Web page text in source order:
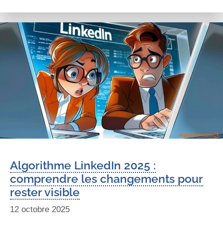
Algorithme LinkedIn 2025 :
comprendre les changements pour
rester visible
12 octobre 2025